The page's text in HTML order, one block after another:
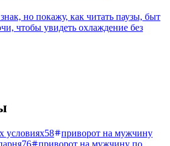
но покажу, как читать паузы, быт
чтобы увидеть охлаждение без
условиях58
приворот на мужчину
76 приворот на мужчину по